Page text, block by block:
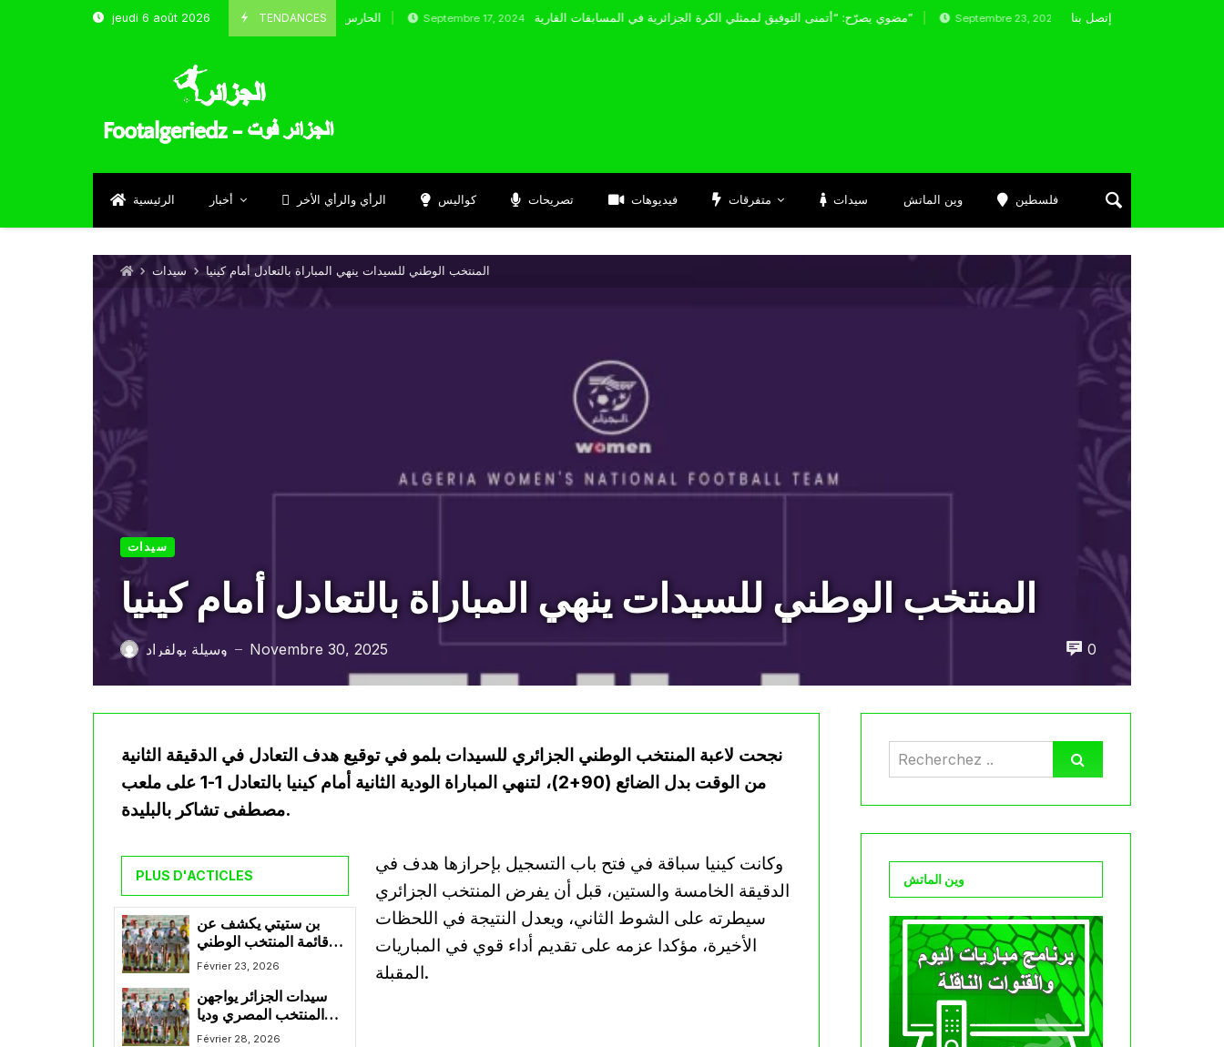
jeudi 6 août 2026 TENDANCES
الحارس بوحلفاية يتحدث عن طموحاته مع المنتخب و شباب Septembre 17, 2024 مضوي يصرّح: “أتمنى التوفيق لممثلي الكرة الجزائرية في المسابقات القارية” Septembre 23, 2023 إتصل بنا
الرئيسية أخبار الرأي والرأي الأخر كواليس تصريحات فيديوهات متفرقات سيدات وين الماتش فلسطين
سيدات المنتخب الوطني للسيدات ينهي المباراة بالتعادل أمام كينيا
سيدات
المنتخب الوطني للسيدات ينهي المباراة بالتعادل أمام كينيا
وسيلة بولفراد — Novembre 30, 2025 0
نجحت لاعبة المنتخب الوطني الجزائري للسيدات بلمو في توقيع هدف التعادل في الدقيقة الثانية
من الوقت بدل الضائع (90+2)، لتنهي المباراة الودية الثانية أمام كينيا بالتعادل 1-1 على ملعب
مصطفى تشاكر بالبليدة.
PLUS D'ACTICLES
بن ستيتي يكشف عن
قائمة المنتخب الوطني
للسيدات لتربص فيفري
Février 23, 2026
سيدات الجزائر يواجهن
المنتخب المصري وديا
سهرة اليوم
Février 28, 2026
وكانت كينيا سباقة في فتح باب التسجيل بإحرازها هدف في
الدقيقة الخامسة والستين، قبل أن يفرض المنتخب الجزائري
سيطرته على الشوط الثاني، ويعدل النتيجة في اللحظات
الأخيرة، مؤكدا عزمه على تقديم أداء قوي في المباريات
المقبلة.
وين الماتش